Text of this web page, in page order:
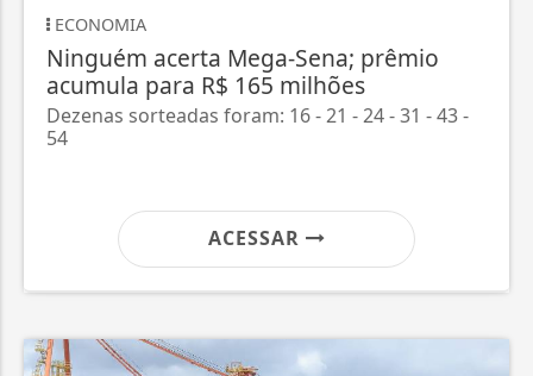
ECONOMIA
Ninguém acerta Mega-Sena; prêmio
acumula para R$ 165 milhões
Dezenas sorteadas foram: 16 - 21 - 24 - 31 - 43 -
54
ACESSAR